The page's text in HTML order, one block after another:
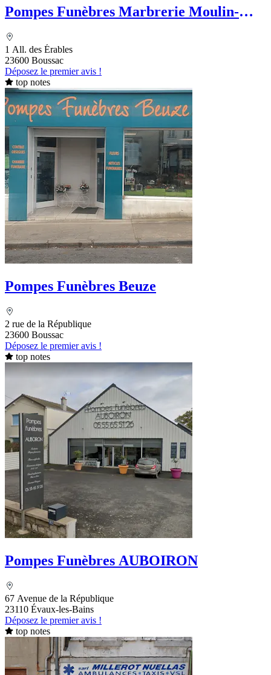
Pompes Funèbres Marbrerie Moulin-
1 All. des Érables
23600 Boussac
Déposez le premier avis !
top notes
Pompes Funèbres Beuze
2 rue de la République
23600 Boussac
Déposez le premier avis !
top notes
Pompes Funèbres AUBOIRON
67 Avenue de la République
23110 Évaux-les-Bains
Déposez le premier avis !
top notes